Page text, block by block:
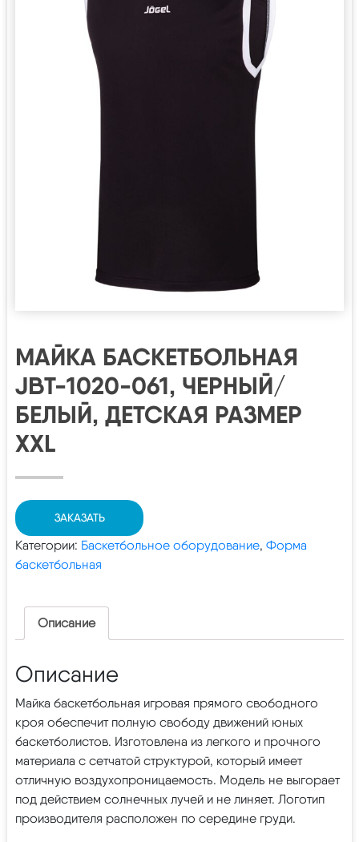
МАЙКА БАСКЕТБОЛЬНАЯ
JBT-1020-061, ЧЕРНЫЙ/
БЕЛЫЙ, ДЕТСКАЯ РАЗМЕР
XXL
ЗАКАЗАТЬ
Категории: Баскетбольное оборудование, Форма
баскетбольная
Описание
Описание
Майка баскетбольная игровая прямого свободного
кроя обеспечит полную свободу движений юных
баскетболистов. Изготовлена из легкого и прочного
материала с сетчатой структурой, который имеет
отличную воздухопроницаемость. Модель не выгорает
под действием солнечных лучей и не линяет. Логотип
производителя расположен по середине груди.